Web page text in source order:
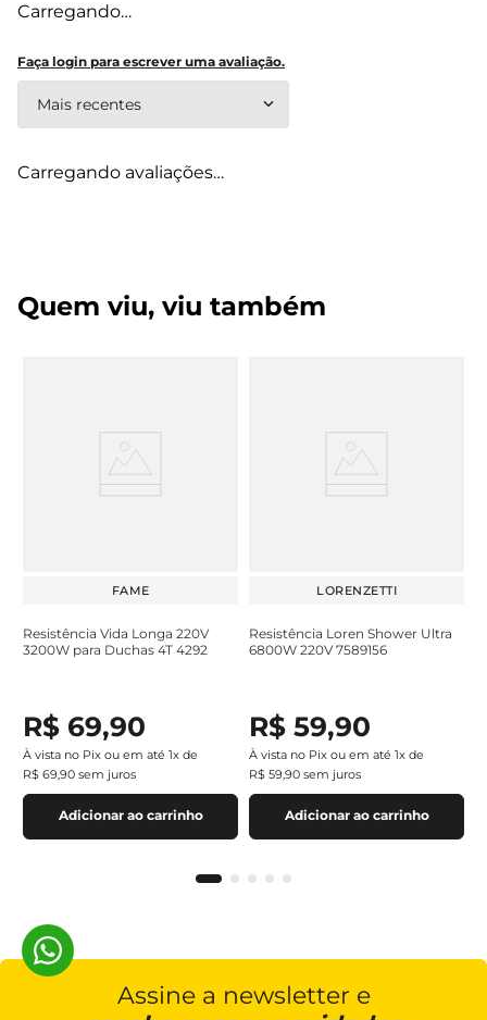
Carregando…
Faça login para escrever uma avaliação.
Mais recentes
Carregando avaliações…
Quem viu, viu também
FAME
Resistência Vida Longa 220V
3200W para Duchas 4T 4292
R$ 69,90
À vista no Pix ou em até 1x de
R$ 69,90 sem juros
Adicionar ao carrinho
LORENZETTI
Resistência Loren Shower Ultra
6800W 220V 7589156
R$ 59,90
À vista no Pix ou em até 1x de
R$ 59,90 sem juros
Adicionar ao carrinho
Assine a newsletter e